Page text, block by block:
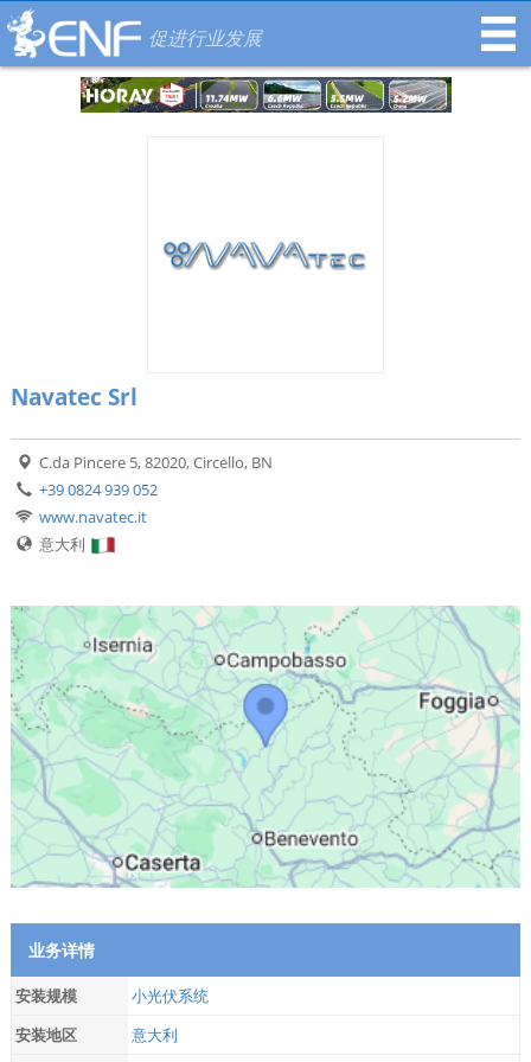
促进行业发展
Navatec Srl
C.da Pincere 5, 82020, Circello, BN
+39 0824 939 052
www.navatec.it
意大利
业务详情
安装规模
小光伏系统
安装地区
意大利